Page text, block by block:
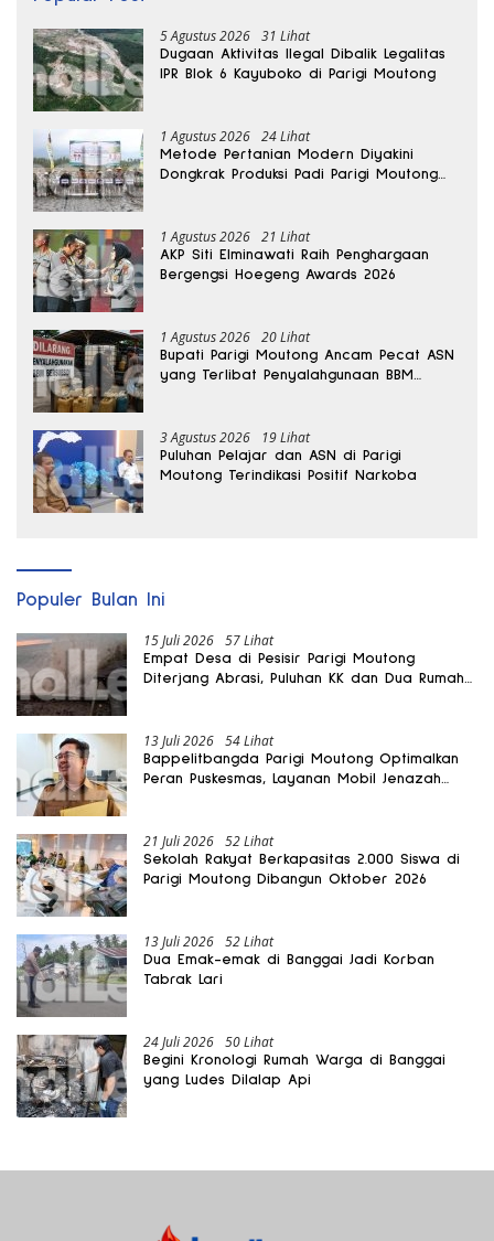
5 Agustus 2026 31 Lihat
Dugaan Aktivitas Ilegal Dibalik Legalitas
IPR Blok 6 Kayuboko di Parigi Moutong
1 Agustus 2026 24 Lihat
Metode Pertanian Modern Diyakini
Dongkrak Produksi Padi Parigi Moutong
1 Agustus 2026 21 Lihat
AKP Siti Elminawati Raih Penghargaan
Bergengsi Hoegeng Awards 2026
1 Agustus 2026 20 Lihat
Bupati Parigi Moutong Ancam Pecat ASN
yang Terlibat Penyalahgunaan BBM
3 Agustus 2026 19 Lihat
Puluhan Pelajar dan ASN di Parigi
Moutong Terindikasi Positif Narkoba
Populer Bulan Ini
15 Juli 2026 57 Lihat
Empat Desa di Pesisir Parigi Moutong
Diterjang Abrasi, Puluhan KK dan Dua Rumah
13 Juli 2026 54 Lihat
Bappelitbangda Parigi Moutong Optimalkan
Peran Puskesmas, Layanan Mobil Jenazah
21 Juli 2026 52 Lihat
Sekolah Rakyat Berkapasitas 2.000 Siswa di
Parigi Moutong Dibangun Oktober 2026
13 Juli 2026 52 Lihat
Dua Emak-emak di Banggai Jadi Korban
Tabrak Lari
24 Juli 2026 50 Lihat
Begini Kronologi Rumah Warga di Banggai
yang Ludes Dilalap Api